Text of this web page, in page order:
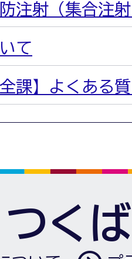
注射（集合注
て
全課】よくある
つく